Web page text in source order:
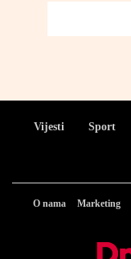
Vijesti Sport
O nama Marketing